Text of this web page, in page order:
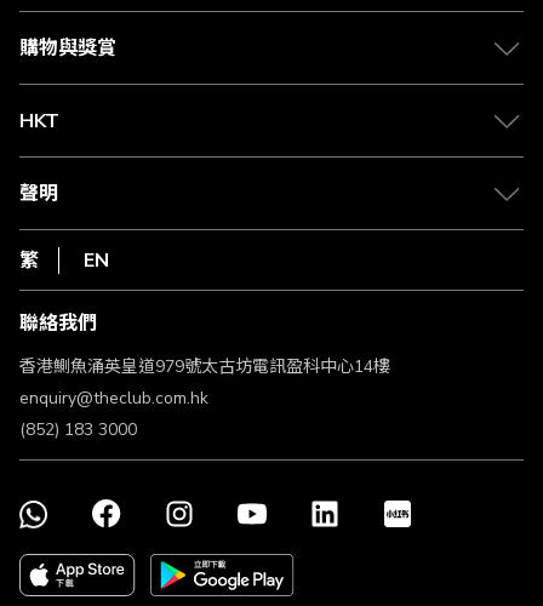
媒體中心
會籍及專屬禮遇
賺取積分
購物與獎賞
物流與配送
Club Shopping 商品領取站
常見問題
HKT
csl.
1010
HKT
聲明
私隱聲明
使用條款
條款及細則
不歧視及不騷擾聲明
認可牌照及通告
繁 EN
聯絡我們
香港鰂魚涌英皇道979號太古坊電訊盈科中心14樓
enquiry@theclub.com.hk
(852) 183 3000